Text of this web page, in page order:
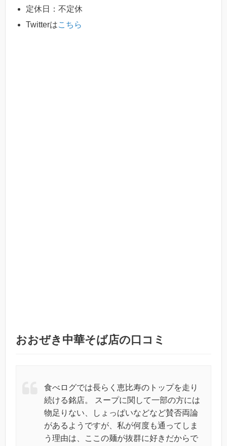
定休日：不定休
Twitterはこちら
おおぜき中華そば店の口コミ
食べログでは長らく恵比寿のトップを走り
続ける銘店。 スープに関して一部の方には
物足りない、しょっぱいなどなど賛否両論
があるようですが、私が何度も通ってしま
う理由は、ここの麺が抜群に好きだからで